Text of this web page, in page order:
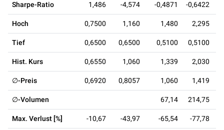
Sharpe-Ratio 1,486 -4,574 -0,4871 -0,6422
Hoch 0,7500 1,160 1,480 2,295
Tief 0,6500 0,6500 0,5100 0,5100
Hist. Kurs 0,6550 1,060 1,339 2,030
∅-Preis 0,6920 0,8057 1,060 1,419
∅-Volumen 67,14 214,75
Max. Verlust [%] -10,67 -43,97 -65,54 -77,78